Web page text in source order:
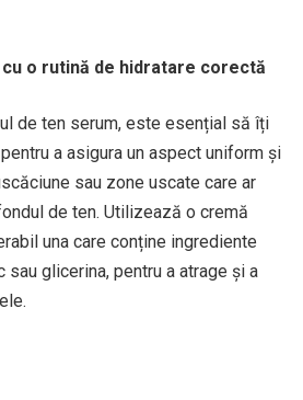
o rutină de hidratare corectă
de ten serum, este esențial să îți
a asigura un aspect uniform și
sau zone uscate care ar
de ten. Utilizează o cremă
una care conține ingrediente
sau glicerina, pentru a atrage și a